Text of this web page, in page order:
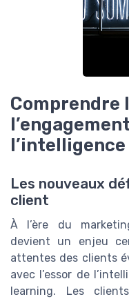
Comprendre
Les nouveaux
client
À l’ère du
devient un enjeu
attentes des clients
avec l’essor de
learning. Les